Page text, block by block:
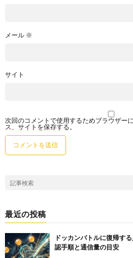
メール ※
サイト
次回のコメントで使用するためブラウザー
ス、サイトを保存する。
最近の投稿
ドッカンバトルに復帰す
認手順と通信量の目安